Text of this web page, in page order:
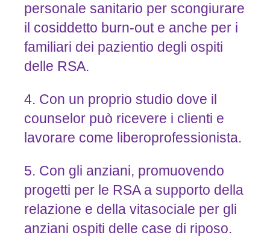
personale sanitario per scongiurare
il cosiddetto burn-out e anche per i
familiari dei pazientio degli ospiti
delle RSA.
4. Con un proprio studio dove il
counselor può ricevere i clienti e
lavorare come liberoprofessionista.
5. Con gli anziani, promuovendo
progetti per le RSA a supporto della
relazione e della vitasociale per gli
anziani ospiti delle case di riposo.